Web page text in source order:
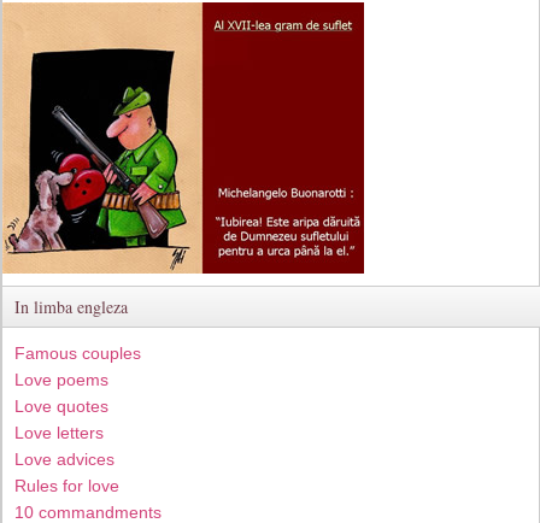
In limba engleza
Famous couples
Love poems
Love quotes
Love letters
Love advices
Rules for love
10 commandments